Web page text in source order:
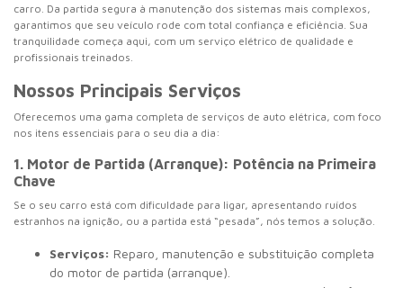
carro. Da partida segura à manutenção dos sistemas mais complexos,
garantimos que seu veículo rode com total confiança e eficiência. Sua
tranquilidade começa aqui, com um serviço elétrico de qualidade e
profissionais treinados.
Nossos Principais Serviços
Oferecemos uma gama completa de serviços de auto elétrica, com foco
nos itens essenciais para o seu dia a dia:
1. Motor de Partida (Arranque): Potência na Primeira
Chave
Se o seu carro está com dificuldade para ligar, apresentando ruídos
estranhos na ignição, ou a partida está “pesada”, nós temos a solução.
Serviços: Reparo, manutenção e substituição completa
do motor de partida (arranque).